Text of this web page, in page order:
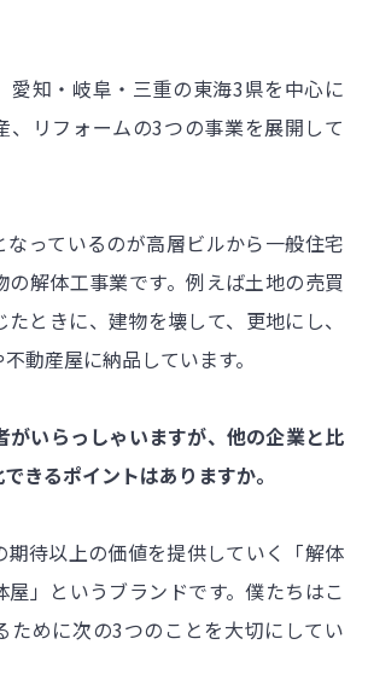
愛知・岐阜・三重の東海3県を中心に
、リフォームの3つの事業を展開して
なっているのが高層ビルから一般住宅
の解体工事業です。例えば土地の売買
ときに、建物を壊して、更地にし、
動産屋に納品しています。
がいらっしゃいますが、他の企業と比
きるポイントはありますか。
期待以上の価値を提供していく「解体
屋」というブランドです。僕たちはこ
ために次の3つのことを大切にしてい